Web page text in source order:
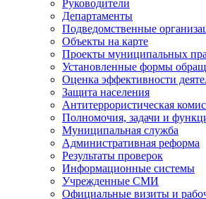
Руководители
Департаменты
Подведомственные
Объекты на карте
Проекты муниципальных
Установленные формы
Оценка эффективности
Защита населения
Антитеррористическая
Полномочия, задачи и
Муниципальная служба
Административная реформа
Результаты проверок
Информационные системы
Учрежденные СМИ
Официальные визиты и